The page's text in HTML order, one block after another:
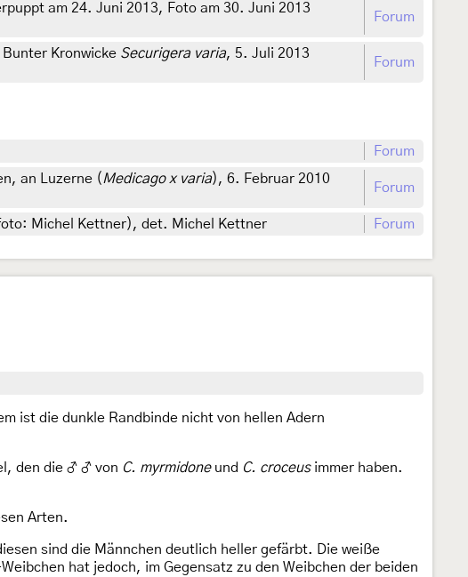
am 24. Juni 2013, Foto am 30. Juni 2013
Forum
Kronwicke Securigera varia, 5. Juli 2013
Forum
Forum
an Luzerne (Medicago x varia), 6. Februar 2010
Forum
Michel Kettner), det. Michel Kettner Forum
ist die dunkle Randbinde nicht von hellen Adern
den die ♂ ♂ von C. myrmidoneund C. croceusimmer haben.
Arten.
sind die Männchen deutlich heller gefärbt. Die weiße
hat jedoch, im Gegensatz zu den Weibchen der beiden